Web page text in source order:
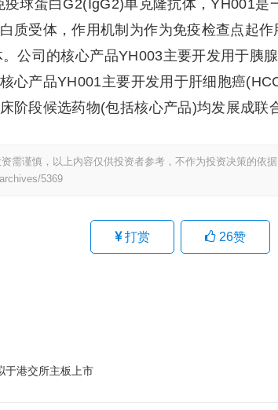
疫球蛋白G2(IgG2)单克隆抗体，YH001是
质受体，作用机制为作为免疫检查点起
公司的核心产品YH003主要开发用于胰
心产品YH001主要开发用于肝细胞癌
阶段候选药物(包括核心产品)均发展成联
需谨慎，以上内容仅供投资者参考，不作为投资决策的依据
5369
打赏 26赞
于港交所主板上市